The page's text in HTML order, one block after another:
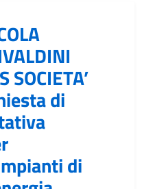
SOCIETA’
di
di